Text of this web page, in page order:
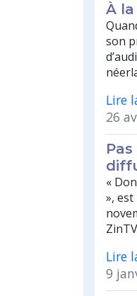
À
son
Lire
26
«
»,
Lire
9